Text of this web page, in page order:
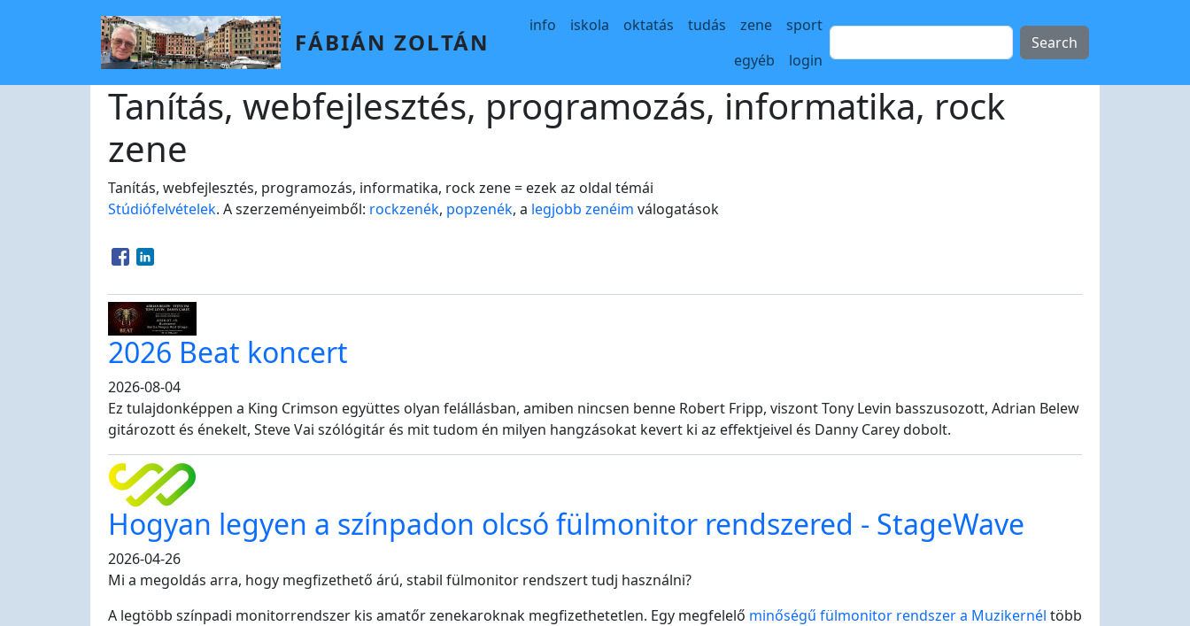
FÁBIÁN ZOLTÁN
Main navigation
info iskola oktatás tudás zene
sport
egyéb
login
Tanítás, webfejlesztés, programozás, informatika, rock
zene
Tanítás, webfejlesztés, programozás, informatika, rock zene = ezek az oldal témái
Stúdiófelvételek. A szerzeményeimből: rockzenék, popzenék, a legjobb zenéim válogatások
Opens in a new window
Opens in a new window
2026 Beat koncert
2026-08-04
Ez tulajdonképpen a King Crimson együttes olyan felállásban, amiben nincsen benne Robert Fripp, viszont Tony Levin basszusozott, Adrian Belew
gitározott és énekelt, Steve Vai szólógitár és mit tudom én milyen hangzásokat kevert ki az effektjeivel és Danny Carey dobolt.
Hogyan legyen a színpadon olcsó fülmonitor rendszered - StageWave
2026-04-26
Mi a megoldás arra, hogy megfizethető árú, stabil fülmonitor rendszert tudj használni?
A legtöbb színpadi monitorrendszer kis amatőr zenekaroknak megfizethetetlen. Egy megfelelő minőségű fülmonitor rendszer a Muzikernél több